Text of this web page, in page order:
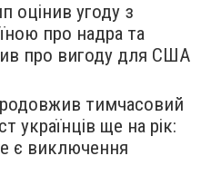
оцінив угоду з
про надра та
про вигоду для США
тимчасовий
українців ще на рік:
є виключення